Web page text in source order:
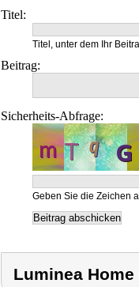
Titel:
Titel, unter dem Ihr
Beitrag:
Sicherheits-Abfrage:
Geben Sie die Zeichen
Luminea